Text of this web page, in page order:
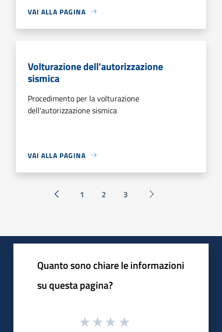
VAI ALLA PAGINA
Volturazione dell'autorizzazione
sismica
Procedimento per la volturazione
dell'autorizzazione sismica
VAI ALLA PAGINA
« Precedente
1 2 3 Successiva »
Quanto sono chiare le informazioni
su questa pagina?